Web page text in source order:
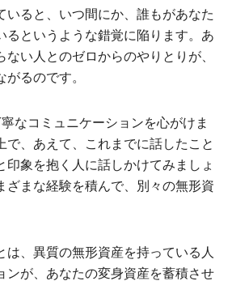
いると、いつ間にか、誰もがあなた
るというような錯覚に陥ります。あ
ない人とのゼロからのやりとりが、
るのです。
なコミュニケーションを心がけま
で、あえて、これまでに話したこと
印象を抱く人に話しかけてみましょ
ざまな経験を積んで、別々の無形資
は、異質の無形資産を持っている人
ンが、あなたの変身資産を蓄積させ